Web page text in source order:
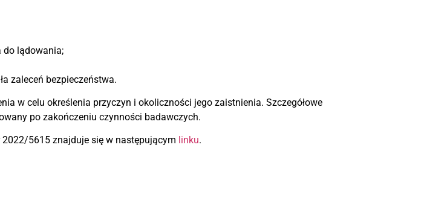
do lądowania;
zaleceń bezpieczeństwa.
w celu określenia przyczyn i okoliczności jego zaistnienia. Szczegółowe
po zakończeniu czynności badawczych.
5615 znajduje się w następującym linku.